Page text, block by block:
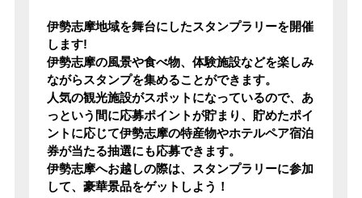
伊勢志摩地域を舞台にしたスタンプラリーを開催
します!
伊勢志摩の風景や食べ物、体験施設などを楽しみ
ながらスタンプを集めることができます。
人気の観光施設がスポットになっているので、あ
っという間に応募ポイントが貯まり、貯めたポイ
ントに応じて伊勢志摩の特産物やホテルペア宿泊
券が当たる抽選にも応募できます。
伊勢志摩へお越しの際は、スタンプラリーに参加
して、豪華景品をゲットしよう！